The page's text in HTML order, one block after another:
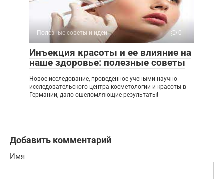
Полезные советы и идеи 0
Инъекция красоты и ее влияние на
наше здоровье: полезные советы
Новое исследование, проведенное учеными научно-
исследовательского центра косметологии и красоты в
Германии, дало ошеломляющие результаты!
Добавить комментарий
Имя